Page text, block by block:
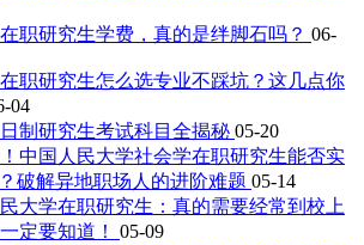
职研究生学费，真的是绊脚石吗？ 06-
职研究生怎么选专业不踩坑？这几点你
04
制研究生考试科目全揭秘 05-20
中国人民大学社会学在职研究生能否实
破解异地职场人的进阶难题 05-14
大学在职研究生：真的需要经常到校上
定要知道！ 05-09